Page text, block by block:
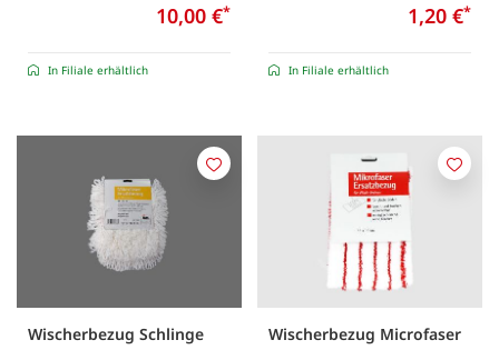
10,00 €*
In Filiale erhältlich
1,20 €*
In Filiale erhältlich
Wischerbezug Schlinge
Merken
Wischerbezug Microfaser